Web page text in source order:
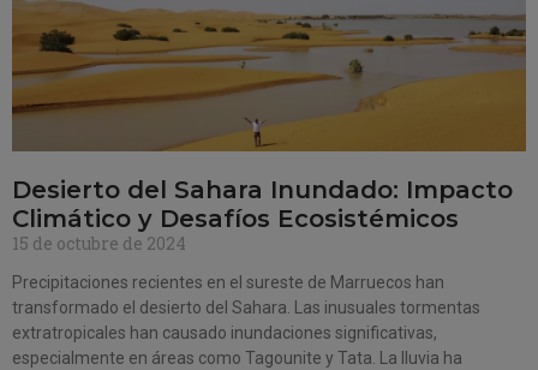
Desierto del Sahara Inundado: Impacto
Climático y Desafíos Ecosistémicos
15 de octubre de 2024
Precipitaciones recientes en el sureste de Marruecos han
transformado el desierto del Sahara. Las inusuales tormentas
extratropicales han causado inundaciones significativas,
especialmente en áreas como Tagounite y Tata. La lluvia ha